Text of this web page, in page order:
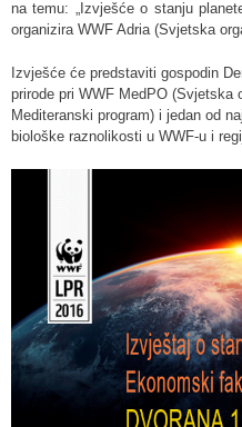
na temu: „Izvješće o stanju
organizira WWF Adria (Svjetska
Izvješće će predstaviti gospodin
prirode pri WWF MedPO (Svjetska
Mediteranski program) i jedan od
biološke raznolikosti u WWF-u i